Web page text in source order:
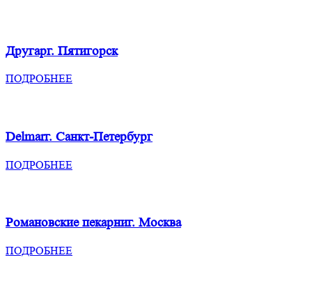
Другарг. Пятигорск
ПОДРОБНЕЕ
Delmarг. Санкт-Петербург
ПОДРОБНЕЕ
Романовские пекарниг. Москва
ПОДРОБНЕЕ